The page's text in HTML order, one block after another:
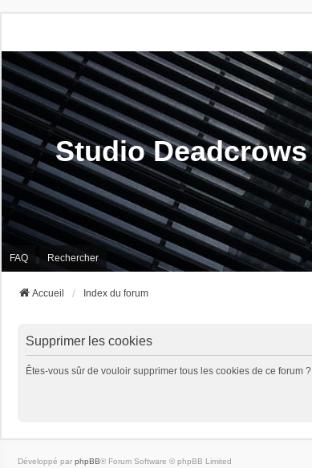
Studio Deadcrows
FAQ Rechercher
Accueil Index du forum
Supprimer les cookies
Êtes-vous sûr de vouloir supprimer tous les cookies de ce forum ?
Développé par phpBB® Forum Software © phpBB Limited